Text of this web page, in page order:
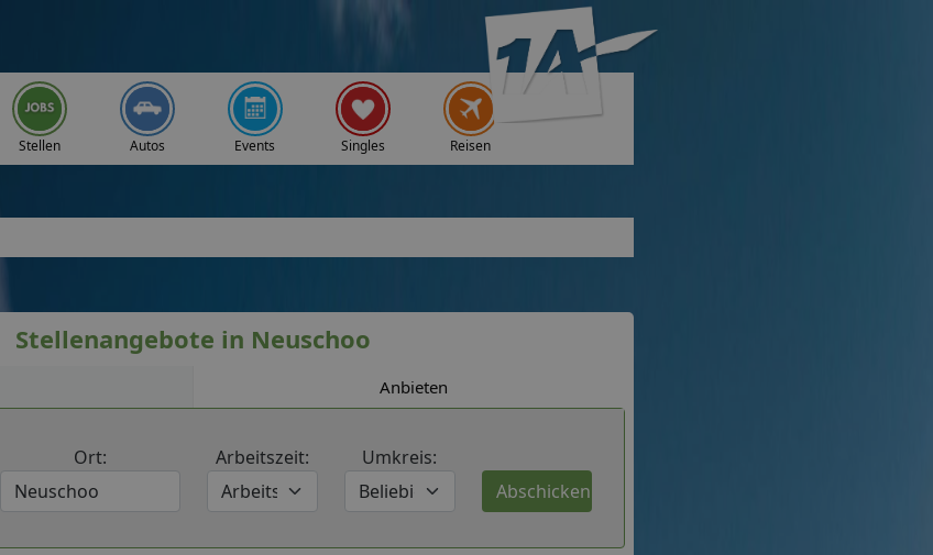
Stellen Autos Events Singles Reisen
Stellenangebote in Neuschoo
Anbieten
Ort: Arbeitszeit: Umkreis: